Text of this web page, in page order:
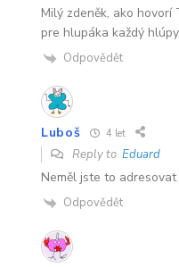
Milý zdeněk, ako hovorí
pre hlupáka každý
Odpovědět
Luboš 4 let
Reply to Eduard
Neměl jste to adresovat
Odpovědět